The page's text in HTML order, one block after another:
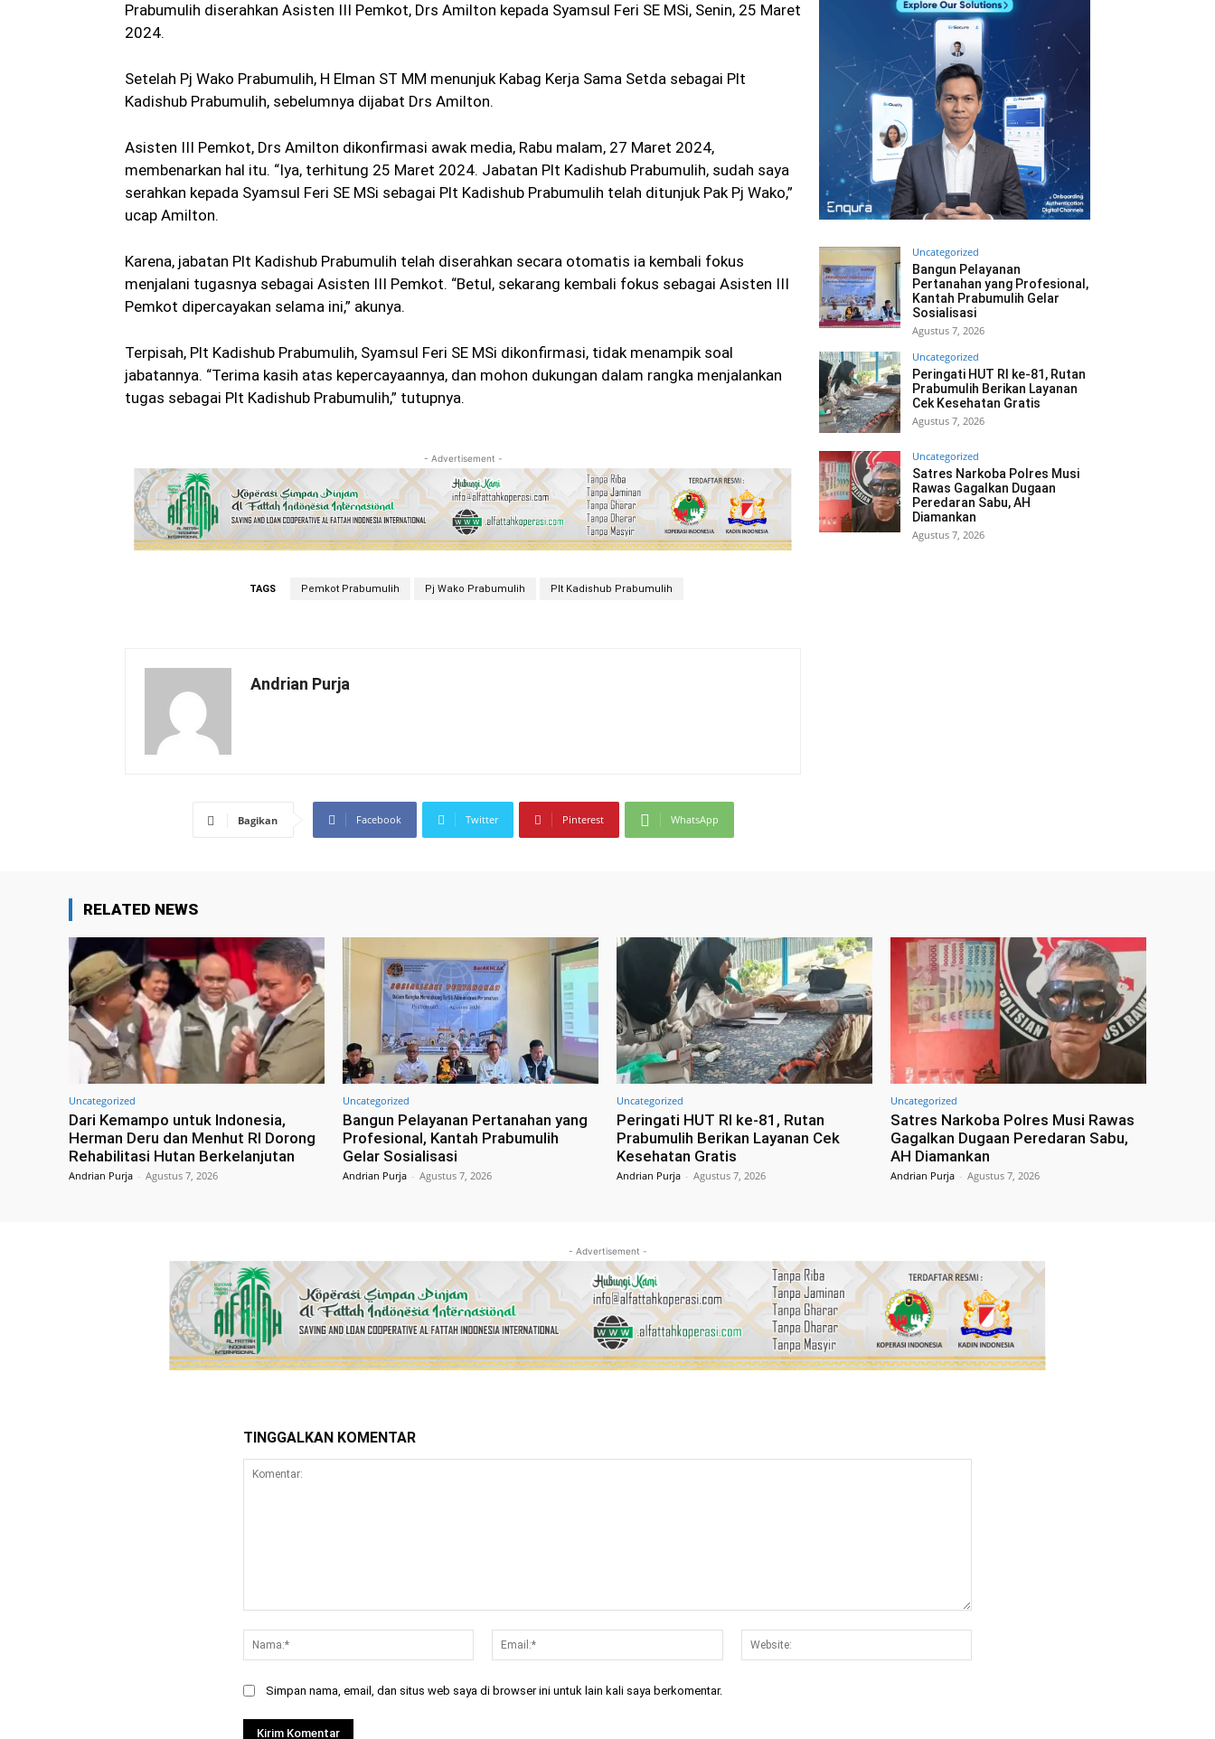
Prabumulih diserahkan Asisten III Pemkot, Drs Amilton kepada Syamsul Feri SE MSi, Senin, 25 Maret
2024.
Setelah Pj Wako Prabumulih, H Elman ST MM menunjuk Kabag Kerja Sama Setda sebagai Plt
Kadishub Prabumulih, sebelumnya dijabat Drs Amilton.
Asisten III Pemkot, Drs Amilton dikonfirmasi awak media, Rabu malam, 27 Maret 2024,
membenarkan hal itu. “Iya, terhitung 25 Maret 2024. Jabatan Plt Kadishub Prabumulih, sudah saya
serahkan kepada Syamsul Feri SE MSi sebagai Plt Kadishub Prabumulih telah ditunjuk Pak Pj Wako,”
ucap Amilton.
Karena, jabatan Plt Kadishub Prabumulih telah diserahkan secara otomatis ia kembali fokus
menjalani tugasnya sebagai Asisten III Pemkot. “Betul, sekarang kembali fokus sebagai Asisten III
Pemkot dipercayakan selama ini,” akunya.
Terpisah, Plt Kadishub Prabumulih, Syamsul Feri SE MSi dikonfirmasi, tidak menampik soal
jabatannya. “Terima kasih atas kepercayaannya, dan mohon dukungan dalam rangka menjalankan
tugas sebagai Plt Kadishub Prabumulih,” tutupnya.
- Advertisement -
TAGS Pemkot Prabumulih Pj Wako Prabumulih Plt Kadishub Prabumulih
Andrian Purja
Bagikan Facebook Twitter Pinterest WhatsApp
Uncategorized
Bangun Pelayanan
Pertanahan yang Profesional,
Kantah Prabumulih Gelar
Sosialisasi
Agustus 7, 2026
Uncategorized
Peringati HUT RI ke-81, Rutan
Prabumulih Berikan Layanan
Cek Kesehatan Gratis
Agustus 7, 2026
Uncategorized
Satres Narkoba Polres Musi
Rawas Gagalkan Dugaan
Peredaran Sabu, AH
Diamankan
Agustus 7, 2026
RELATED NEWS
Uncategorized
Dari Kemampo untuk Indonesia,
Herman Deru dan Menhut RI Dorong
Rehabilitasi Hutan Berkelanjutan
Andrian Purja - Agustus 7, 2026
Uncategorized
Bangun Pelayanan Pertanahan yang
Profesional, Kantah Prabumulih
Gelar Sosialisasi
Andrian Purja - Agustus 7, 2026
Uncategorized
Peringati HUT RI ke-81, Rutan
Prabumulih Berikan Layanan Cek
Kesehatan Gratis
Andrian Purja - Agustus 7, 2026
Uncategorized
Satres Narkoba Polres Musi Rawas
Gagalkan Dugaan Peredaran Sabu,
AH Diamankan
Andrian Purja - Agustus 7, 2026
- Advertisement -
TINGGALKAN KOMENTAR
Nama:*
Email:*
Simpan nama, email, dan situs web saya di browser ini untuk lain kali saya berkomentar.